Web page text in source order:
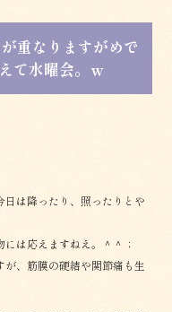
重なりますがめで
て水曜会。ｗ
日は降ったり、照ったりとや
は応えますねえ。＾＾；
、筋膜の硬結や関節痛も生